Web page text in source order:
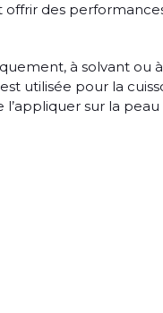
des
à solvant ou à
utilisée pour la
l’appliquer sur la